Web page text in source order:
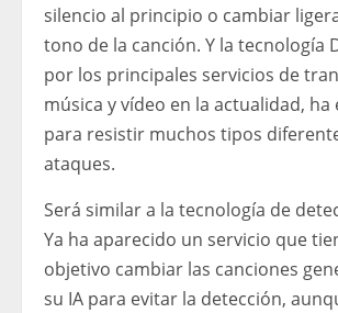
silencio al principio o cambiar
tono de la canción. Y la tecnología
por los principales servicios de
música y vídeo en la actualidad,
para resistir muchos tipos
ataques.
Será similar a la tecnología de
Ya ha aparecido un servicio que
objetivo cambiar las canciones
su IA para evitar la detección,